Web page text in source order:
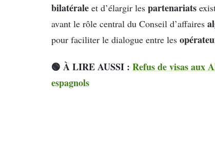
bilatérale et d’élargir les partenariats
avant le rôle central du Conseil d’affaires
pour faciliter le dialogue entre les
🟢 À LIRE AUSSI : Refus de visas aux
espagnols